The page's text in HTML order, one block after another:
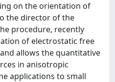
on the orientation of
the director of the
procedure, recently
of electrostatic free
allows the quantitative
in anisotropic
applications to small